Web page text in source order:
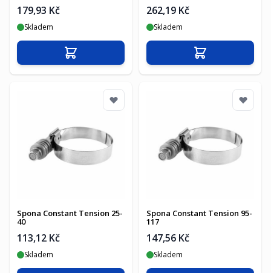
179,93 Kč
Skladem
Přidat do košíku
262,19 Kč
Skladem
Přidat do košíku
Spona Constant Tension 25-
40
113,12 Kč
Skladem
Spona Constant Tension 95-
117
147,56 Kč
Skladem